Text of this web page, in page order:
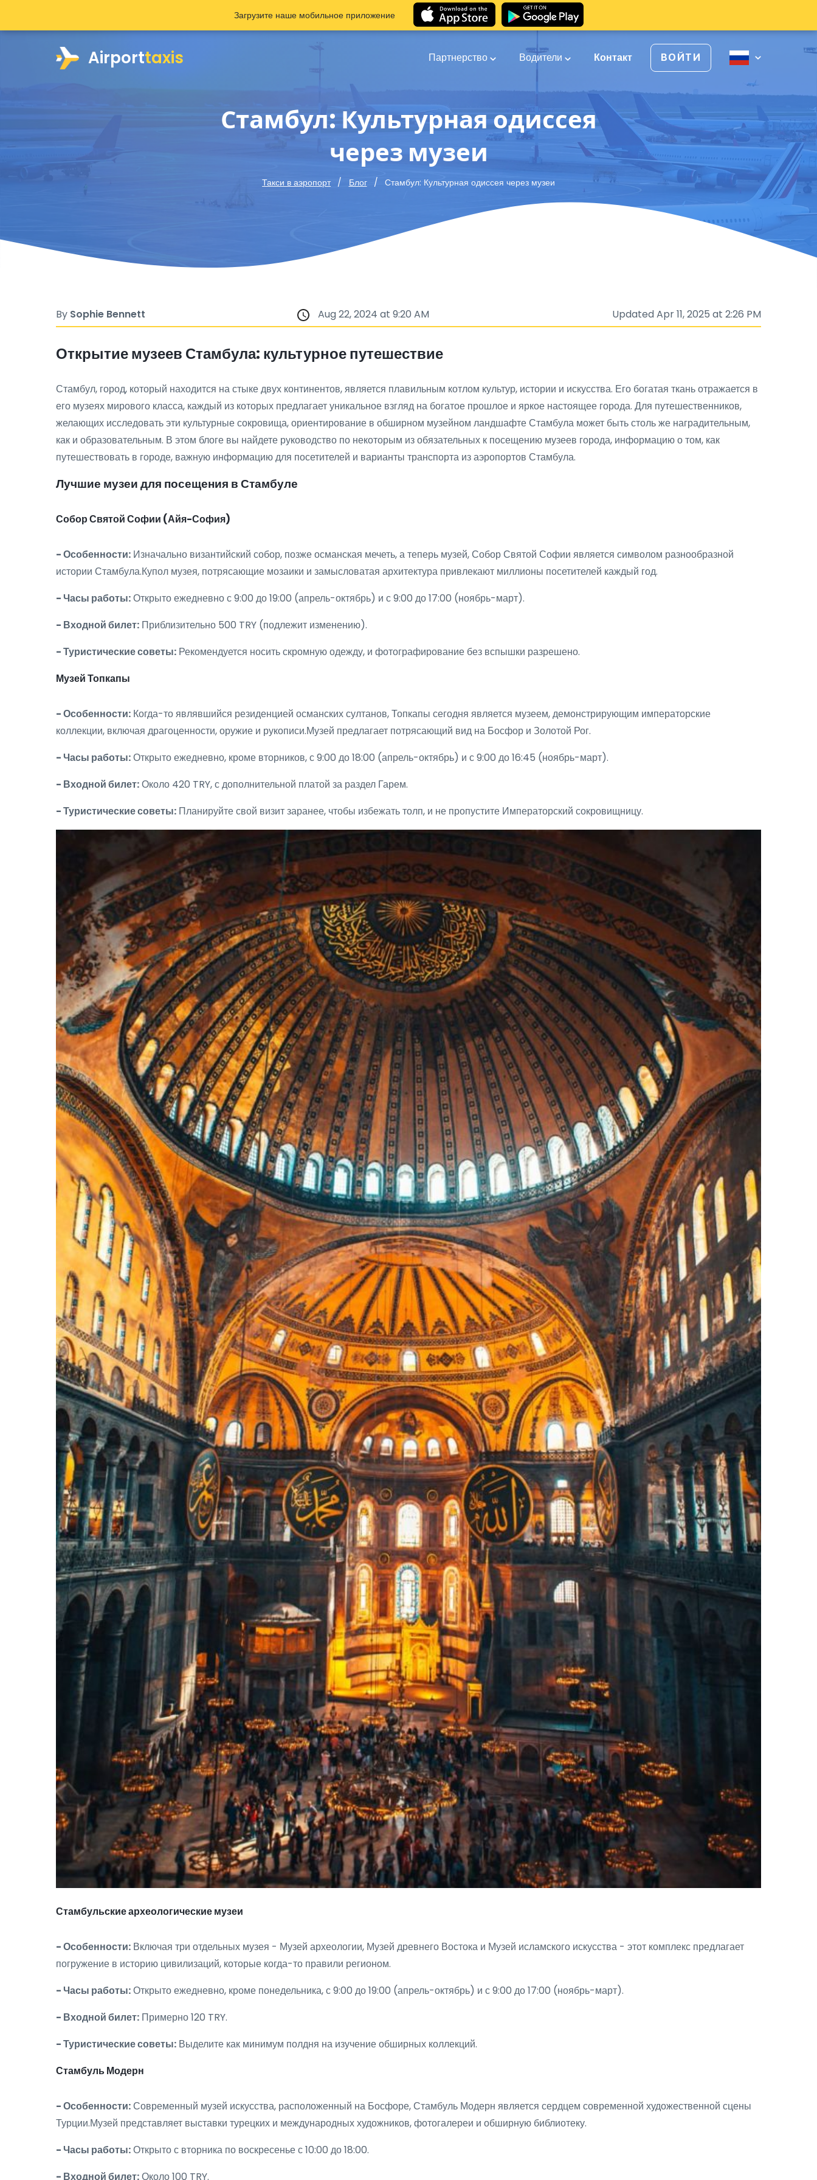
Airporttaxis Партнерство Водители Контакт ВОЙТИ
Стамбул: Культурная одиссея
через музеи
Такси в аэропорт Блог Стамбул: Культурная одиссея через музеи
Загрузите наше мобильное приложение
By Sophie Bennett Aug 22, 2024 at 9:20 AM Updated Apr 11, 2025 at 2:26 PM
Открытие музеев Стамбула: культурное путешествие
Стамбул, город, который находится на стыке двух континентов, является плавильным котлом культур, истории и искусства. Его богатая ткань отражается в
его музеях мирового класса, каждый из которых предлагает уникальное взгляд на богатое прошлое и яркое настоящее города. Для путешественников,
желающих исследовать эти культурные сокровища, ориентирование в обширном музейном ландшафте Стамбула может быть столь же наградительным,
как и образовательным. В этом блоге вы найдете руководство по некоторым из обязательных к посещению музеев города, информацию о том, как
путешествовать в городе, важную информацию для посетителей и варианты транспорта из аэропортов Стамбула.
Лучшие музеи для посещения в Стамбуле
Собор Святой Софии (Айя-София)
- Особенности: Изначально византийский собор, позже османская мечеть, а теперь музей, Собор Святой Софии является символом разнообразной
истории Стамбула.Купол музея, потрясающие мозаики и замысловатая архитектура привлекают миллионы посетителей каждый год.
- Часы работы:Открыто ежедневно с 9:00 до 19:00 (апрель-октябрь) и с 9:00 до 17:00 (ноябрь-март).
- Входной билет: Приблизительно 500 TRY (подлежит изменению).
- Туристические советы: Рекомендуется носить скромную одежду, и фотографирование без вспышки разрешено.
Музей Топкапы
- Особенности: Когда-то являвшийся резиденцией османских султанов, Топкапы сегодня является музеем, демонстрирующим императорские
коллекции, включая драгоценности, оружие и рукописи.Музей предлагает потрясающий вид на Босфор и Золотой Рог.
- Часы работы:Открыто ежедневно, кроме вторников, с 9:00 до 18:00 (апрель-октябрь) и с 9:00 до 16:45 (ноябрь-март).
- Входной билет:Около 420 TRY, с дополнительной платой за раздел Гарем.
- Туристические советы: Планируйте свой визит заранее, чтобы избежать толп, и не пропустите Императорский сокровищницу.
Стамбульские археологические музеи
- Особенности: Включая три отдельных музея - Музей археологии, Музей древнего Востока и Музей исламского искусства - этот комплекс предлагает
погружение в историю цивилизаций, которые когда-то правили регионом.
- Часы работы:Открыто ежедневно, кроме понедельника, с 9:00 до 19:00 (апрель-октябрь) и с 9:00 до 17:00 (ноябрь-март).
- Входной билет: Примерно 120 TRY.
- Туристические советы: Выделите как минимум полдня на изучение обширных коллекций.
Стамбуль Модерн
- Особенности:Современный музей искусства, расположенный на Босфоре, Стамбуль Модерн является сердцем современной художественной сцены
Турции.Музей представляет выставки турецких и международных художников, фотогалереи и обширную библиотеку.
- Часы работы:Открыто с вторника по воскресенье с 10:00 до 18:00.
- Входной билет:Около 100 TRY.